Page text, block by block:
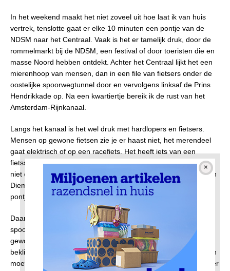
In het weekend maakt het niet zoveel uit hoe laat ik van huis
vertrek, tenslotte gaat er elke 10 minuten een pontje van de
NDSM naar het Centraal. Vaak is het er tamelijk druk, door de
rommelmarkt bij de NDSM, een festival of door toeristen die en
masse Noord hebben ontdekt. Achter het Centraal lijkt het een
mierenhoop van mensen, dan in een file van fietsers onder de
oostelijke spoorwegtunnel door en vervolgens linksaf de Prins
Hendrikkade op. Na een kwartiertje bereik ik de rust van het
Amsterdam-Rijnkanaal.
Langs het kanaal is het wel druk met hardlopers en fietsers.
Mensen op gewone fietsen zie je er haast niet, het merendeel
gaat elektrisch of op een racefiets. Het heeft iets van een
fietssnelweg. Met mijn 25 kilometer per uur ben ik dan ook lang
niet de snelste. Ter hoogte van de Nescio, de verbinding tussen
Diemen en IJburg, neem ik vaak een pauze. Ik ben van de
pontjes, maar deze brug vind ik mooi. Slank en elegant.
Daarna verder richting Weesp, op naar de lelijke en gemene
spoorbrug over het kanaal richting dit stadje. Lelijk, omdat het
gewoon een enorme hoop staal is. Gemeen, omdat de
beklimming steil is. Om het fietspad naast het spoor te bereiken
moet je eerst vanaf het kanaal naar rechts en na honderd meter